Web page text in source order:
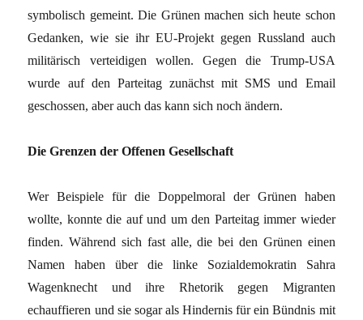
symbolisch gemeint. Die Grünen machen sich heute schon
Gedanken, wie sie ihr EU-Projekt gegen Russland auch
militärisch verteidigen wollen. Gegen die Trump-USA
wurde auf den Parteitag zunächst mit SMS und Email
geschossen, aber auch das kann sich noch ändern.
Die Grenzen der Offenen Gesellschaft
Wer Beispiele für die Doppelmoral der Grünen haben
wollte, konnte die auf und um den Parteitag immer wieder
finden. Während sich fast alle, die bei den Grünen einen
Namen haben über die linke Sozialdemokratin Sahra
Wagenknecht und ihre Rhetorik gegen Migranten
echauffieren und sie sogar als Hindernis für ein Bündnis mit